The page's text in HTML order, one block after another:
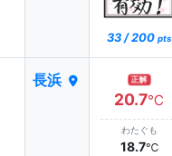
33 / 200 pts
長浜 正解
20.7℃
わたぐも
18.7℃